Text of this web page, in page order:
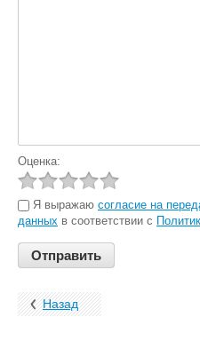
Оценка:
Я выражаю согласие на
данных в соответствии с
Назад